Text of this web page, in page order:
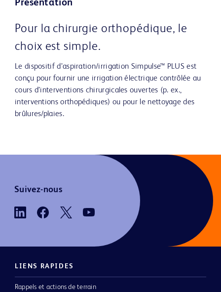
Présentation
Pour la chirurgie orthopédique, le
choix est simple.
Le dispositif d’aspiration/irrigation Simpulse™ PLUS est
conçu pour fournir une irrigation électrique contrôlée au
cours d’interventions chirurgicales ouvertes (p. ex.,
interventions orthopédiques) ou pour le nettoyage des
brûlures/plaies.
Suivez-nous
LIENS RAPIDES
Rappels et actions de terrain